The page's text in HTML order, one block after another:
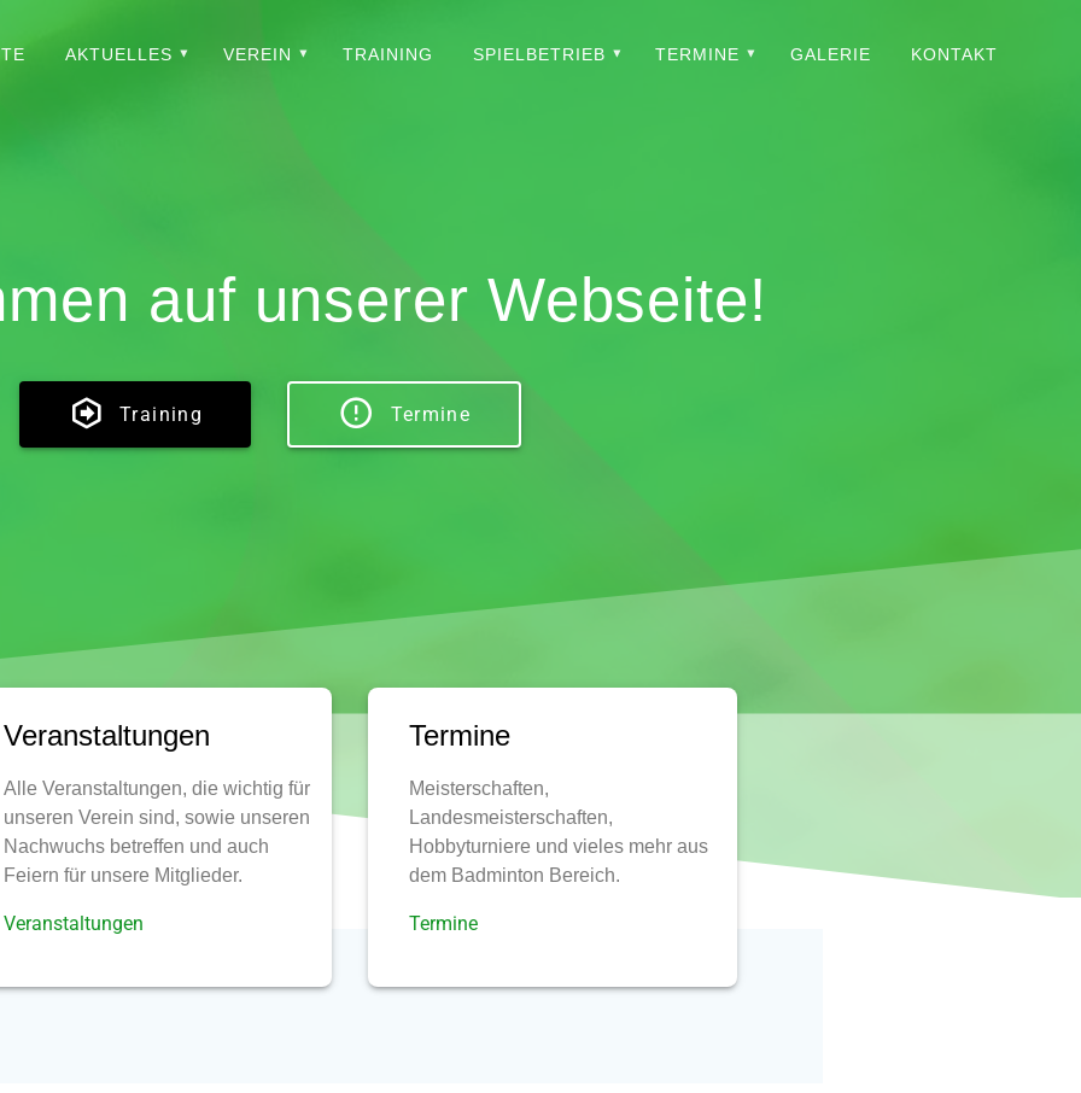
AKTUELLES VEREIN TRAINING SPIELBETRIEB TERMINE GALERIE KONTAKT
auf unserer Webseite!
Training Termine
Veranstaltungen
Alle Veranstaltungen, die wichtig für
unseren Verein sind, sowie unseren
Nachwuchs betreffen und auch
Feiern für unsere Mitglieder.
Veranstaltungen
Termine
Meisterschaften,
Landesmeisterschaften,
Hobbyturniere und vieles mehr aus
dem Badminton Bereich.
Termine